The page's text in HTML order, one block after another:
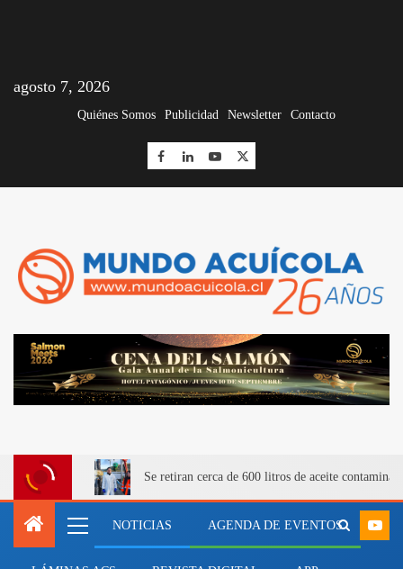
agosto 7, 2026
Quiénes Somos Publicidad Newsletter Contacto
Se retiran cerca de 600 litros de aceite
NOTICIAS AGENDA DE EVENTOS